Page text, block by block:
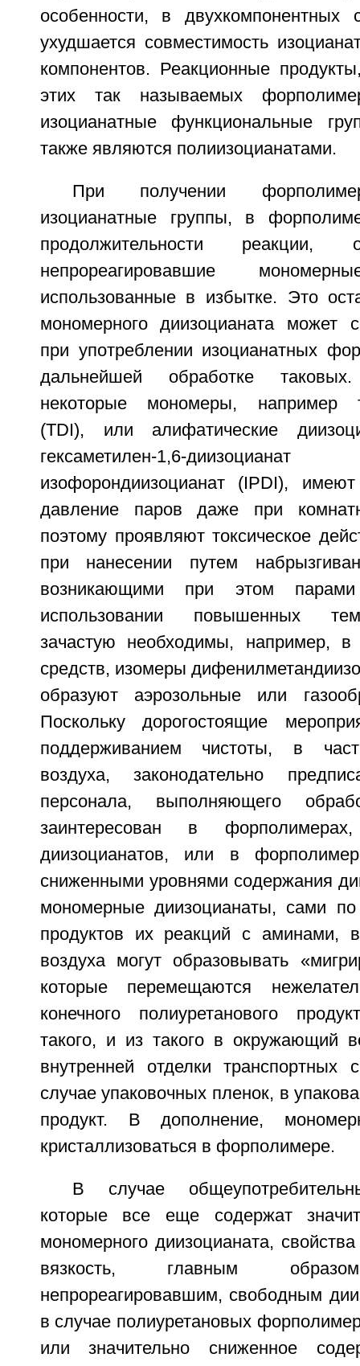
особенности, в двухкомпонентных
ухудшается совместимость
компонентов. Реакционные
этих так называемых
изоцианатные функциональные
также являются полиизоцианатами.
При получении
изоцианатные группы, в
продолжительности реакции,
непрореагировавшие
использованные в избытке. Это
мономерного диизоцианата может
при употреблении изоцианатных
дальнейшей обработке
некоторые мономеры, например
(TDI), или алифатические
гексаметилен-1,6-
изофорондиизоцианат (IPDI),
давление паров даже при
поэтому проявляют токсическое
при нанесении путем
возникающими при этом
использовании повышенных
зачастую необходимы, например, в
средств, изомеры
образуют аэрозольные или
Поскольку дорогостоящие
поддерживанием чистоты, в
воздуха, законодательно
персонала, выполняющего
заинтересован в
диизоцианатов, или в
сниженными уровнями содержания
мономерные диизоцианаты, сами
продуктов их реакций с аминами, в
воздуха могут образовывать
которые перемещаются
конечного полиуретанового
такого, и из такого в окружающий
внутренней отделки транспортных
случае упаковочных пленок, в
продукт. В дополнение,
кристаллизоваться в форполимере.
В случае
которые все еще содержат
мономерного диизоцианата,
вязкость, главным
непрореагировавшим, свободным
в случае полиуретановых
или значительно сниженное